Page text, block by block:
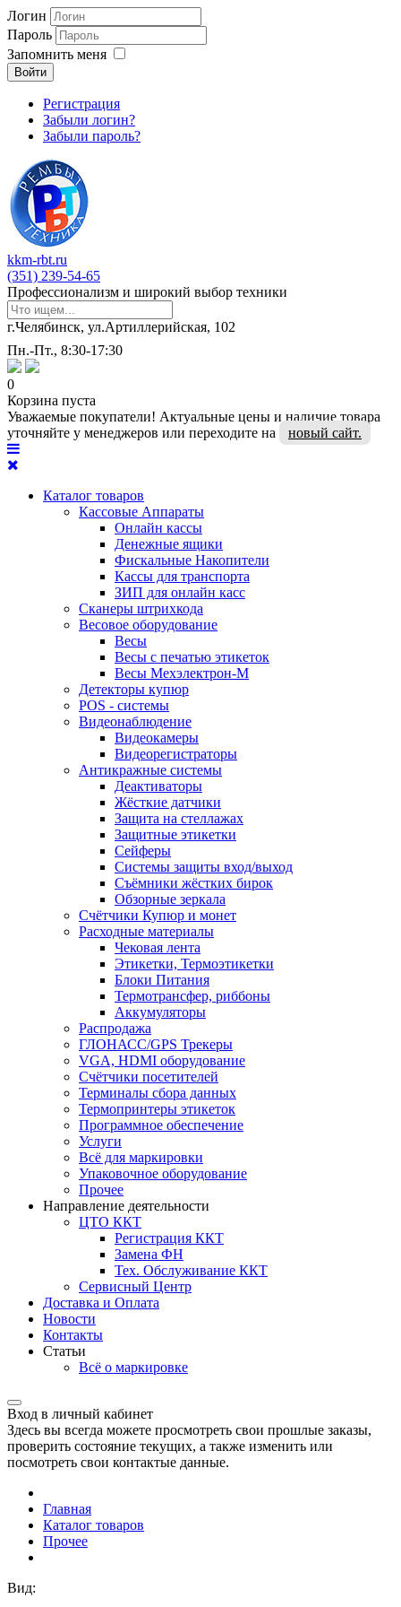
Логин
Пароль
Запомнить меня
Войти
Регистрация
Забыли логин?
Забыли пароль?
kkm-rbt.ru
(351) 239-54-65
Профессионализм и широкий выбор техники
г.Челябинск, ул.Артиллерийская, 102
Пн.-Пт., 8:30-17:30
0
Корзина пуста
Уважаемые покупатели! Актуальные цены и наличие товара
уточняйте у менеджеров или переходите на
новый сайт.
Каталог товаров
Кассовые Аппараты
Онлайн кассы
Денежные ящики
Фискальные Накопители
Кассы для транспорта
ЗИП для онлайн касс
Сканеры штрихкода
Весовое оборудование
Весы
Весы с печатью этикеток
Весы Мехэлектрон-М
Детекторы купюр
POS - системы
Видеонаблюдение
Видеокамеры
Видеорегистраторы
Антикражные системы
Деактиваторы
Жёсткие датчики
Защита на стеллажах
Защитные этикетки
Сейферы
Системы защиты вход/выход
Съёмники жёстких бирок
Обзорные зеркала
Счётчики Купюр и монет
Расходные материалы
Чековая лента
Этикетки, Термоэтикетки
Блоки Питания
Термотрансфер, риббоны
Аккумуляторы
Распродажа
ГЛОНАСС/GPS Трекеры
VGA, HDMI оборудование
Счётчики посетителей
Терминалы сбора данных
Термопринтеры этикеток
Программное обеспечение
Услуги
Всё для маркировки
Упаковочное оборудование
Прочее
Направление деятельности
ЦТО ККТ
Регистрация ККТ
Замена ФН
Тех. Обслуживание ККТ
Сервисный Центр
Доставка и Оплата
Новости
Контакты
Статьи
Всё о маркировке
Вход в личный кабинет
Здесь вы всегда можете просмотреть свои прошлые заказы,
проверить состояние текущих, а также изменить или
посмотреть свои контактые данные.
Главная
Каталог товаров
Прочее
Вид: